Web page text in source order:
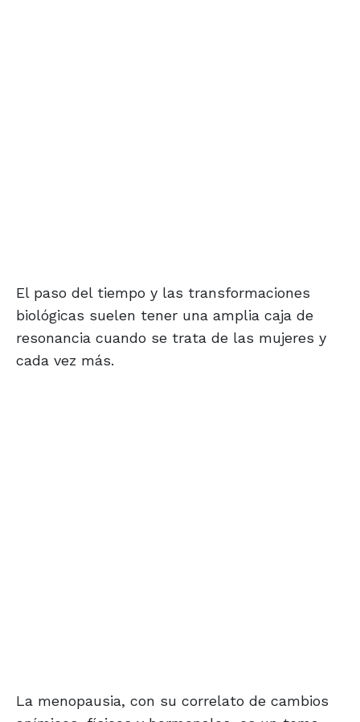
El paso del tiempo y las transformaciones
biológicas suelen tener una amplia caja de
resonancia cuando se trata de las mujeres y
cada vez más.
La menopausia, con su correlato de cambios